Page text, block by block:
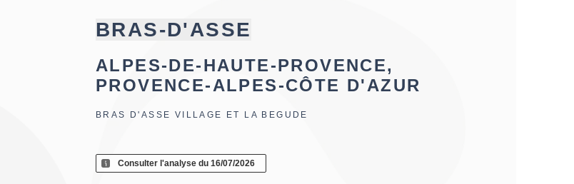
BRAS-D'ASSE
ALPES-DE-HAUTE-PROVENCE,
PROVENCE-ALPES-CÔTE D'AZUR
BRAS D'ASSE VILLAGE ET LA BEGUDE
Consulter l'analyse du 16/07/2026